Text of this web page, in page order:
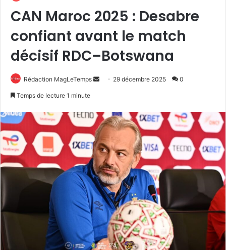
CAN Maroc 2025 : Desabre
confiant avant le match
décisif RDC–Botswana
Rédaction MagLeTemps
Envoyer29 décembre 2025 0
Temps de lecture 1 minute